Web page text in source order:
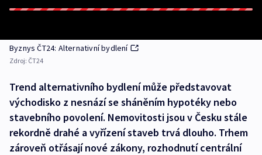
Byznys ČT24: Alternativní bydlení
Zdroj: ČT24
Trend alternativního bydlení může představovat
východisko z nesnází se sháněním hypotéky nebo
stavebního povolení. Nemovitosti jsou v Česku stále
rekordně drahé a vyřízení staveb trvá dlouho. Trhem
zároveň otřásají nové zákony, rozhodnutí centrální